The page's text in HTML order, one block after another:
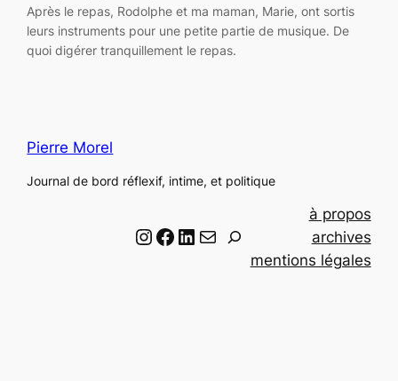
Après le repas, Rodolphe et ma maman, Marie, ont sortis
leurs instruments pour une petite partie de musique. De
quoi digérer tranquillement le repas.
Pierre Morel
Journal de bord réflexif, intime, et politique
Instagram Facebook LinkedIn Email
à propos
archives
mentions légales